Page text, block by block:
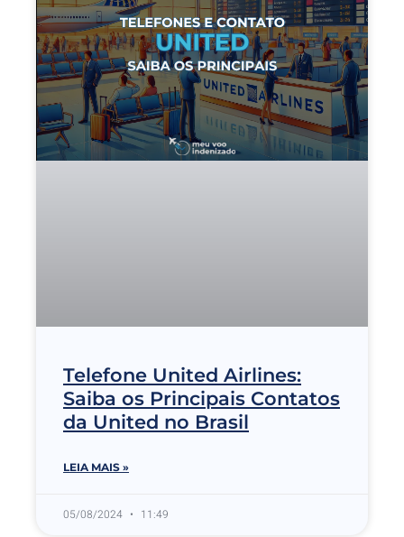
Telefone United Airlines:
Saiba os Principais Contatos
da United no Brasil
LEIA MAIS »
05/08/2024 11:49